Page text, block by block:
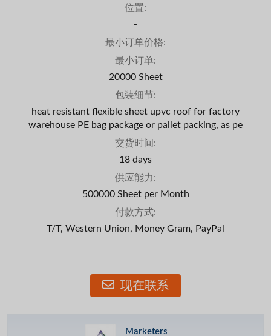
位置:
-
最小订单价格:
最小订单:
20000 Sheet
包装细节:
heat resistant flexible sheet upvc roof for factory
warehouse PE bag package or pallet packing, as pe
交货时间:
18 days
供应能力:
500000 Sheet per Month
付款方式:
T/T, Western Union, Money Gram, PayPal
现在联系
Marketers